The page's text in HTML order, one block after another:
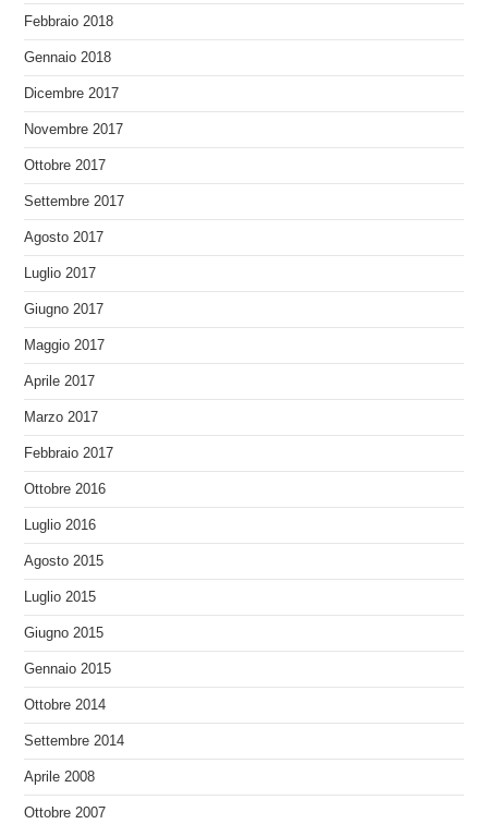
Febbraio 2018
Gennaio 2018
Dicembre 2017
Novembre 2017
Ottobre 2017
Settembre 2017
Agosto 2017
Luglio 2017
Giugno 2017
Maggio 2017
Aprile 2017
Marzo 2017
Febbraio 2017
Ottobre 2016
Luglio 2016
Agosto 2015
Luglio 2015
Giugno 2015
Gennaio 2015
Ottobre 2014
Settembre 2014
Aprile 2008
Ottobre 2007